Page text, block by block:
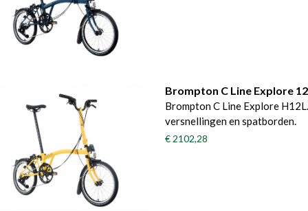
Brompton C Line Explore
Brompton C Line Explore
versnellingen en spatborden.
€ 2102,28